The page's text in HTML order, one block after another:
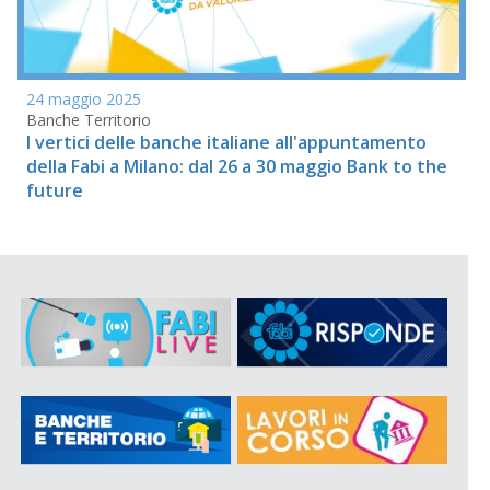
24 maggio 2025
Banche Territorio
I vertici delle banche italiane all'appuntamento
della Fabi a Milano: dal 26 a 30 maggio Bank to the
future